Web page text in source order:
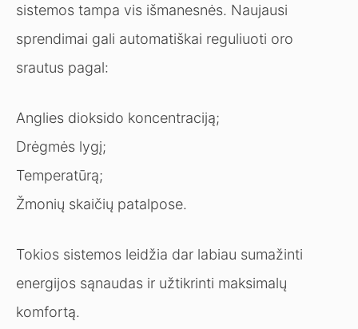
sistemos tampa vis išmanesnės. Naujausi
sprendimai gali automatiškai reguliuoti oro
srautus pagal:
Anglies dioksido koncentraciją;
Drėgmės lygį;
Temperatūrą;
Žmonių skaičių patalpose.
Tokios sistemos leidžia dar labiau sumažinti
energijos sąnaudas ir užtikrinti maksimalų
komfortą.